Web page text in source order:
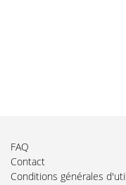
FAQ
Contact
Conditions générales